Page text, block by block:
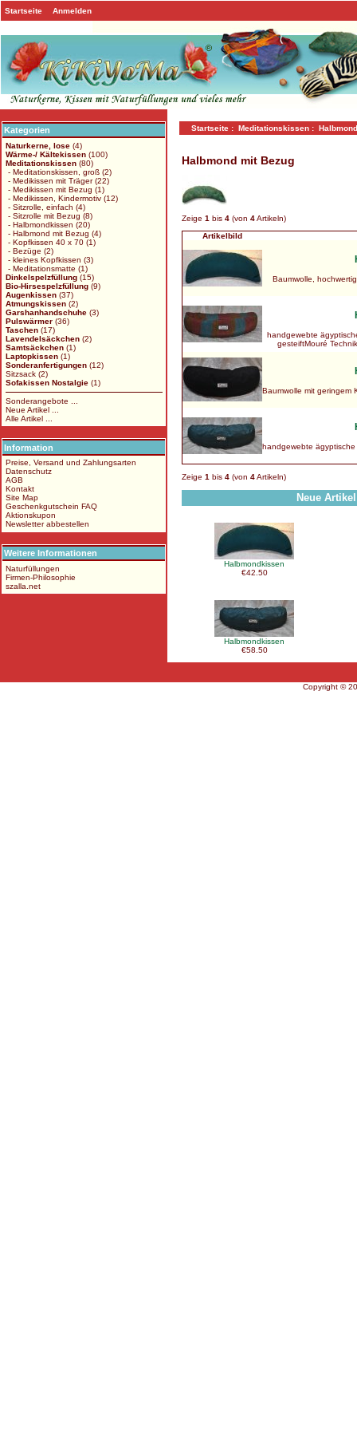
Startseite Anmelden
Kategorien
Naturkerne, lose(4)
Wärme-/ Kältekissen(100)
Meditationskissen(80)
- Meditationskissen, groß(2)
- Medikissen mit Träger(22)
- Medikissen mit Bezug (1)
- Medikissen, Kindermotiv(12)
- Sitzrolle, einfach (4)
- Sitzrolle mit Bezug (8)
- Halbmondkissen (20)
- Halbmond mit Bezug (4)
- Kopfkissen 40 x 70(1)
- Bezüge (2)
- kleines Kopfkissen (3)
- Meditationsmatte (1)
Dinkelspelzfüllung(15)
Bio-Hirsespelzfüllung(9)
Augenkissen(37)
Atmungskissen(2)
Garshanhandschuhe(3)
Pulswärmer(36)
Taschen(17)
Lavendelsäckchen(2)
Samtsäckchen(1)
Laptopkissen(1)
Sonderanfertigungen(12)
Sitzsack(2)
Sofakissen Nostalgie(1)
Sonderangebote ...
Neue Artikel ...
Alle Artikel ...
Information
Preise, Versand und Zahlungsarten
Datenschutz
AGB
Kontakt
Site Map
Geschenkgutschein FAQ
Aktionskupon
Newsletter abbestellen
Weitere Informationen
Naturfüllungen
Firmen-Philosophie
szalla.net
Startseite : Meditationskissen :
Halbmond mit Bezug
Zeige 1 bis 4 (von 4Artikeln)
Artikelbild
Baumwolle,
handgewebte
gesteiftMouré
Baumwolle mit geringem
handgewebte
Zeige 1 bis 4 (von 4Artikeln)
Neue
Halbmondkissen
€42.50
Halbmondkissen
€58.50
Copyright ©